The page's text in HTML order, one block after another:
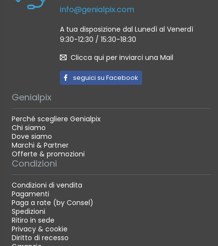
info@genialpix.com
A tua disposizione dal Lunedì al Venerdì
9:30-12:30 / 15:30-18:30
Clicca qui per inviarci una Mail
seguici su Facebook
Genialpix
Perché scegliere Genialpix
Chi siamo
Dove siamo
Marchi & Partner
Offerte & promozioni
Condizioni
Condizioni di vendita
Pagamenti
Paga a rate (by Consel)
Spedizioni
Ritiro in sede
Privacy & cookie
Diritto di recesso